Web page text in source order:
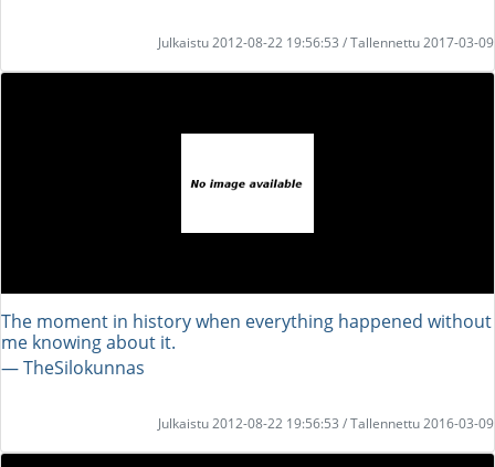
Julkaistu 2012-08-22 19:56:53 / Tallennettu 2017-03-09
The moment in history when everything happened without
me knowing about it.
― TheSilokunnas
Julkaistu 2012-08-22 19:56:53 / Tallennettu 2016-03-09